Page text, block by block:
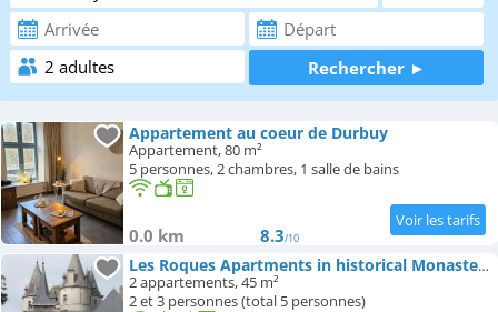
Chambres d'hôtes
Locations de vacances
Campings
Appartement au coeur de Durbuy
Appartement, 80 m²
5 personnes, 2 chambres, 1 salle de bains
0.0 km 8.3/10
Les Roques Apartments in historical Monastery
2 appartements, 45 m²
2 et 3 personnes (total 5 personnes)